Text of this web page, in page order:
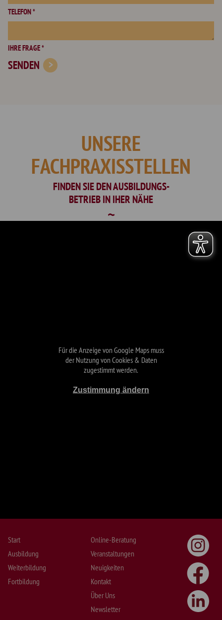
TELEFON *
IHRE FRAGE *
SENDEN
UNSERE
FACHPRAXISSTELLEN
FINDEN SIE DEN AUSBILDUNGS-
BETRIEB IN IHER NÄHE
Für die Anzeige von Google Maps muss
der Nutzung von Cookies & Daten
zugestimmt werden.
Zustimmung ändern
Start
Ausbildung
Weiterbildung
Fortbildung
Online-Beratung
Veranstaltungen
Neuigkeiten
Kontakt
Über Uns
Newsletter